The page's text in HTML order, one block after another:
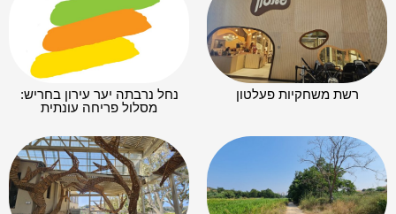
רשת משחקיות פעלטון
נחל נרבתה יער עירון בחריש:
מסלול פריחה עונתית